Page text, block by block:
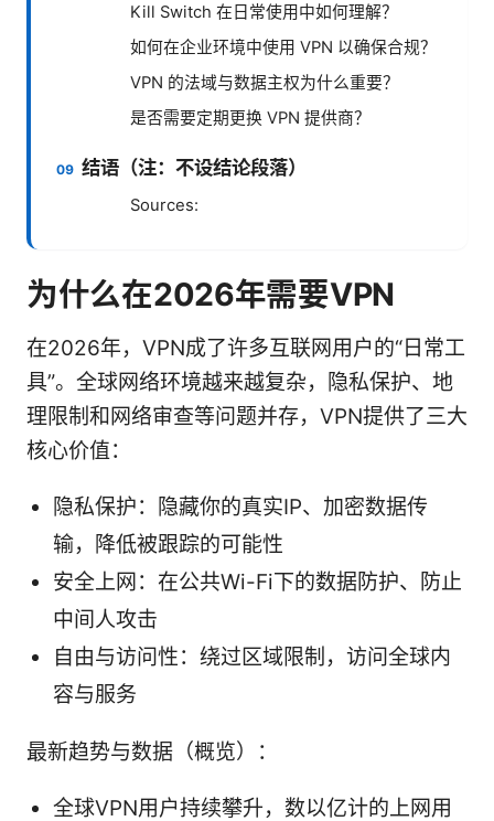
Kill Switch 在日常使用中如何理解？
如何在企业环境中使用 VPN 以确保合规？
VPN 的法域与数据主权为什么重要？
是否需要定期更换 VPN 提供商？
结语（注：不设结论段落）
Sources:
为什么在2026年需要VPN
在2026年，VPN成了许多互联网用户的“日常工
具”。全球网络环境越来越复杂，隐私保护、地
理限制和网络审查等问题并存，VPN提供了三大
核心价值：
隐私保护：隐藏你的真实IP、加密数据传
输，降低被跟踪的可能性
安全上网：在公共Wi-Fi下的数据防护、防止
中间人攻击
自由与访问性：绕过区域限制，访问全球内
容与服务
最新趋势与数据（概览）：
全球VPN用户持续攀升，数以亿计的上网用